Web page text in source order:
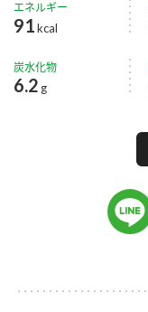
エネルギー
91kcal
炭水化物
6.2 g